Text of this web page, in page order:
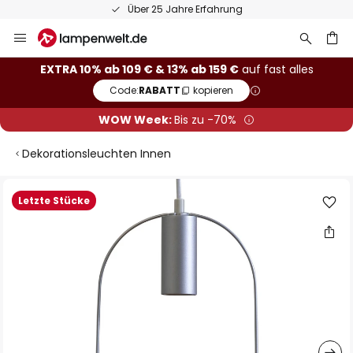
Über 25 Jahre Erfahrung
Inhalt
springen
EXTRA 10% ab 109 € & 13% ab 159 €auf fast alles
Code:RABATT kopieren
WOW Week:Bis zu -70%
Dekorationsleuchten Innen
Letzte Stücke
Zum
Ende